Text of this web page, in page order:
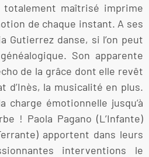
totalement maîtrisé imprime
de chaque instant. A ses
Gutierrez danse, si l’on peut
Son apparente
de la grâce dont elle revêt
d’Inès, la musicalité en plus.
charge émotionnelle jusqu’à
! Paola Pagano (L’Infante)
apportent dans leurs
interventions le